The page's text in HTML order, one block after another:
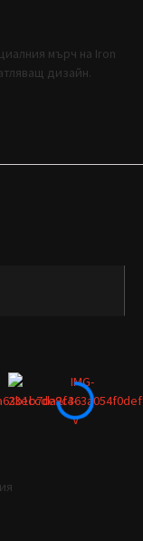
мърч на Iron
дизайн.